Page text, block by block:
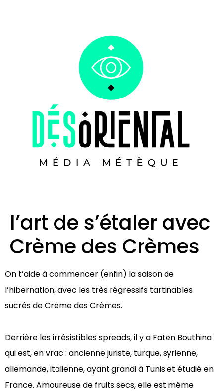
l’art de s’étaler avec
Crème des Crèmes
On t’aide à commencer (enfin) la saison de
l’hibernation, avec les très régressifs tartinables
sucrés de Crème des Crèmes.
Derrière les irrésistibles spreads, il y a Faten Bouthina
qui est, en vrac : ancienne juriste, turque, syrienne,
allemande, italienne, ayant grandi à Tunis et étudié en
France. Amoureuse de fruits secs, elle est même